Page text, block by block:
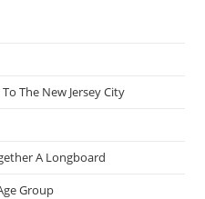
The New Jersey City
A Longboard
Group